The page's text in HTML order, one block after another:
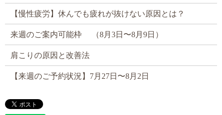
【慢性疲労】休んでも疲れが抜けない原因とは？
来週のご案内可能枠 （8月3日〜8月9日）
肩こりの原因と改善法
【来週のご予約状況】7月27日〜8月2日